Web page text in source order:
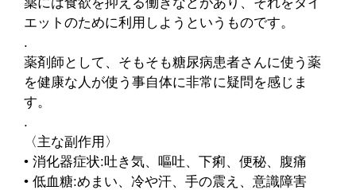
エットのために利用しようというものです。
.
薬剤師として、そもそも糖尿病患者さんに使う薬
を健康な人が使う事自体に非常に疑問を感じま
す。
.
〈主な副作用〉
• 消化器症状:吐き気、嘔吐、下痢、便秘、腹痛
• 低血糖:めまい、冷や汗、手の震え、意識障害